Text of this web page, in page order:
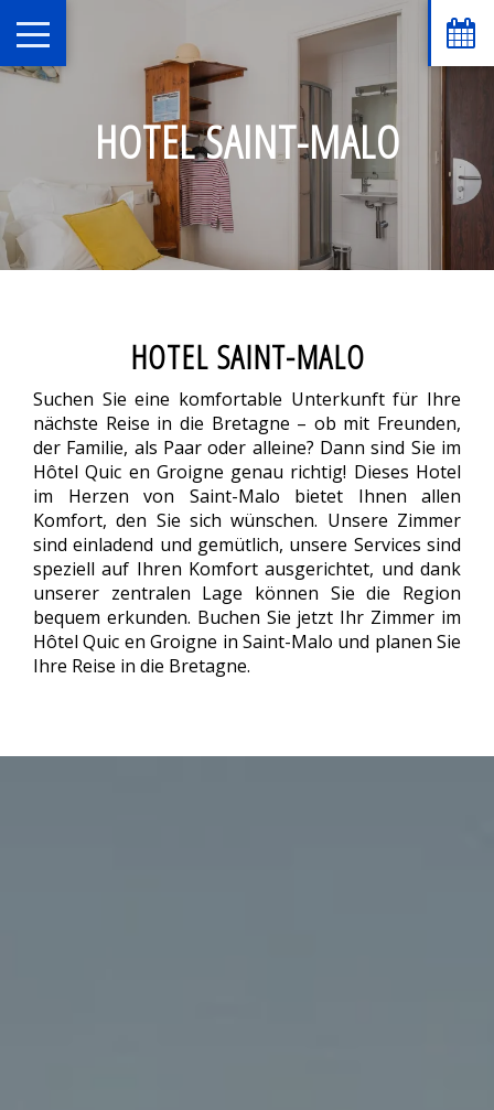
HOTEL SAINT-MALO
HOTEL SAINT-MALO
Suchen Sie eine komfortable Unterkunft für Ihre
nächste Reise in die Bretagne – ob mit Freunden,
der Familie, als Paar oder alleine? Dann sind Sie im
Hôtel Quic en Groigne genau richtig! Dieses Hotel
im Herzen von Saint-Malo bietet Ihnen allen
Komfort, den Sie sich wünschen. Unsere Zimmer
sind einladend und gemütlich, unsere Services sind
speziell auf Ihren Komfort ausgerichtet, und dank
unserer zentralen Lage können Sie die Region
bequem erkunden. Buchen Sie jetzt Ihr Zimmer im
Hôtel Quic en Groigne in Saint-Malo und planen Sie
Ihre Reise in die Bretagne.